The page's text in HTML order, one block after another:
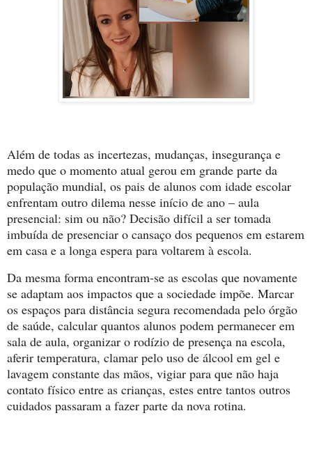
Além de todas as incertezas, mudanças, insegurança e
medo que o momento atual gerou em grande parte da
população mundial, os pais de alunos com idade escolar
enfrentam outro dilema nesse início de ano – aula
presencial: sim ou não? Decisão difícil a ser tomada
imbuída de presenciar o cansaço dos pequenos em estarem
em casa e a longa espera para voltarem à escola.
Da mesma forma encontram-se as escolas que novamente
se adaptam aos impactos que a sociedade impõe. Marcar
os espaços para distância segura recomendada pelo órgão
de saúde, calcular quantos alunos podem permanecer em
sala de aula, organizar o rodízio de presença na escola,
aferir temperatura, clamar pelo uso de álcool em gel e
lavagem constante das mãos, vigiar para que não haja
contato físico entre as crianças, estes entre tantos outros
cuidados passaram a fazer parte da nova rotina.